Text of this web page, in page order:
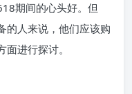
期间的心头好。但
的人来说，他们应该购
进行探讨。